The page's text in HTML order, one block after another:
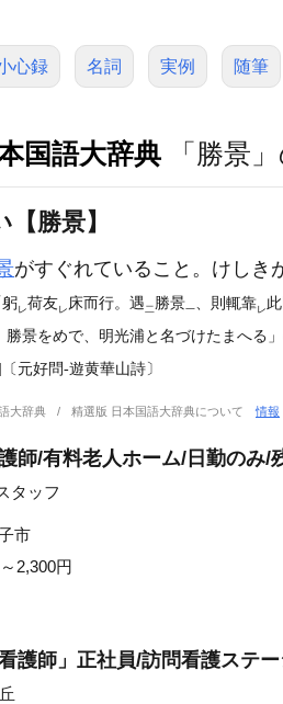
心録 名詞 実例 随筆
国語大辞典 「勝景
【勝景】
がすぐれていること。けしき
レ荷友レ 床而行。遇 二 勝景一 、則輒靠レ
勝景をめで、明光浦と名づけたまへる
元好問‐遊黄華山詩〕
大辞典 精選版 日本国語大辞典について情報
師/有料老人ホーム/日勤のみ/
タッフ
市
2,300円
護師」正社員/訪問看護ステ